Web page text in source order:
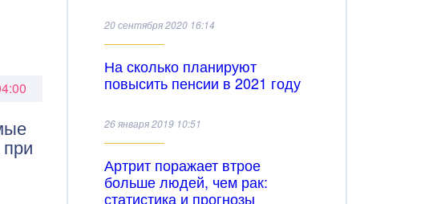
20 сентября 2020 16:14
На сколько планируют
повысить пенсии в 2021 году
26 января 2019 10:51
Артрит поражает втрое
больше людей, чем рак:
статистика и прогнозы